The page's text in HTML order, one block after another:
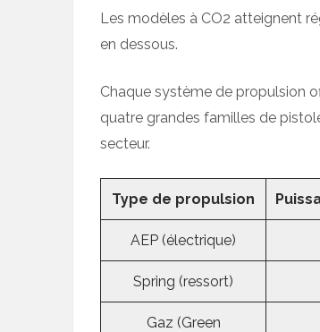
Les modèles à CO2 atteignent
en dessous.
Chaque système de propulsion
quatre grandes familles de
secteur.
Type de propulsion
AEP (électrique)
Spring (ressort)
Gaz (Green